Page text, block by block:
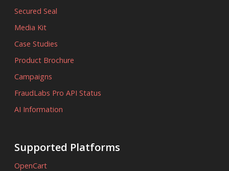
Secured Seal
Media Kit
Case Studies
Product Brochure
Campaigns
FraudLabs Pro API Status
AI Information
Supported Platforms
OpenCart